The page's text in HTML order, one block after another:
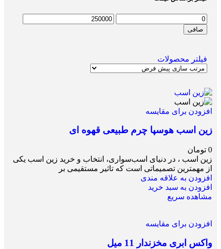
صافی
فیلتر محصولات
افزودن برای مقایسه
زین اسب هوسپا چرم طبیعی قهوه ای
0 تومان
زین اسب ، در دنیای اسب‌سواری، انتخاب و خرید زین اسب یکی
از مهمترین تصمیماتی است که تاثیر مستقیمی بر
افزودن به علاقه مندی
افزودن به سبد خرید
مشاهده سریع
افزودن برای مقایسه
واکس ابری مخزندار 11 میل